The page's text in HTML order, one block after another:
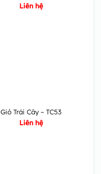
Liên hệ
Giỏ Trái Cây – TC53
Liên hệ